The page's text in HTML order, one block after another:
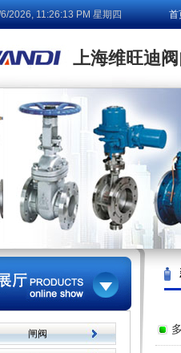
2026, 11:26:13 PM 星期四 首
上海维旺迪
闸阀